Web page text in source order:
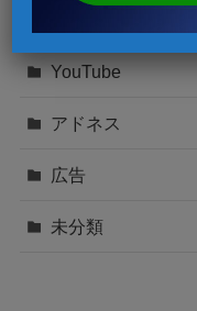
YouTube
アドネス
広告
未分類